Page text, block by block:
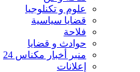
علوم و تكنلوجيا
قضايا سياسية
فلاحة
حوادث و قضايا
منبر أخبار مكناس 24
إعلانات